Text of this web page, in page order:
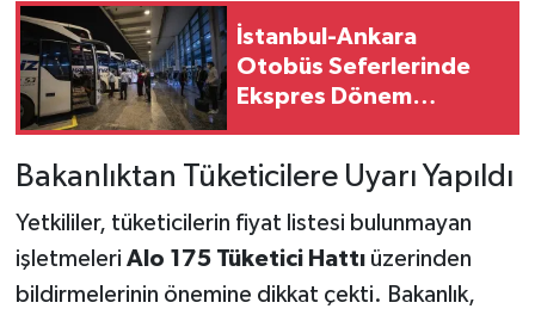
İstanbul-Ankara
Otobüs Seferlerinde
Ekspres Dönem
Bakanlıktan Tüketicilere Uyarı Yapıldı
Yetkililer, tüketicilerin fiyat listesi bulunmayan
işletmeleri Alo 175 Tüketici Hattıüzerinden
bildirmelerinin önemine dikkat çekti. Bakanlık,